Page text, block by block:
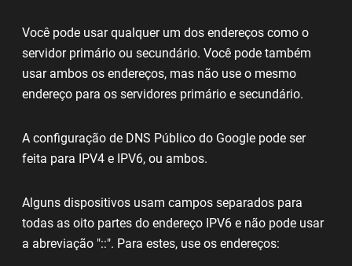
Você pode usar qualquer um dos endereços como o
servidor primário ou secundário. Você pode também
usar ambos os endereços, mas não use o mesmo
endereço para os servidores primário e secundário.
A configuração de DNS Público do Google pode ser
feita para IPV4 e IPV6, ou ambos.
Alguns dispositivos usam campos separados para
todas as oito partes do endereço IPV6 e não pode usar
a abreviação "::". Para estes, use os endereços: